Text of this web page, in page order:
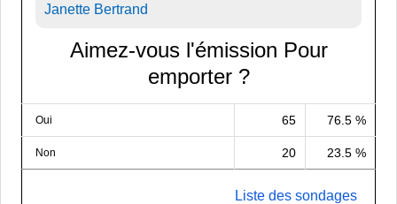
Janette Bertrand
Aimez-vous l'émission Pour
emporter ?
Oui 65 76.5 %
Non 20 23.5 %
Liste des sondages